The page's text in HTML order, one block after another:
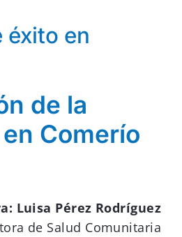
éxito en
de la
Comerío
Luisa Pérez Rodríguez
de Salud Comunitaria